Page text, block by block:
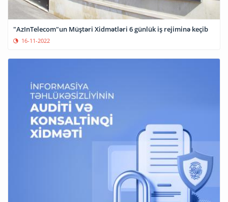
"AzInTelecom"un Müştəri Xidmətləri 6 günlük iş rejiminə keçib
16-11-2022